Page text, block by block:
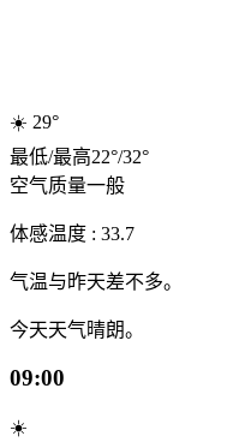
☀️ 29°
最低/最高22°/32°
空气质量一般
体感温度 : 33.7
气温与昨天差不多。
今天天气晴朗。
09:00
☀️